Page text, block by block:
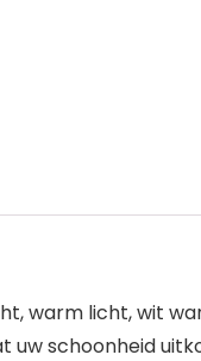
warm licht, wit
uw schoonheid